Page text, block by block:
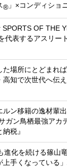
® 」×コンディショ
SPORTS OF THE
代表するアスリー
た場所にとどまれ
高知で次世代へ伝
ルン移籍の逸材輩
ガン鳥栖最強アカ
税』
進化を続ける篠山
上手くなっている